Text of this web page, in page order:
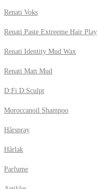
Renati Voks
Renati Paste Extreeme Hair Play
Renati Identity Mud Wax
Renati Matt Mud
D:Fi D:Sculpt
Moroccanoil Shampoo
Hårspray
Hårlak
Parfume